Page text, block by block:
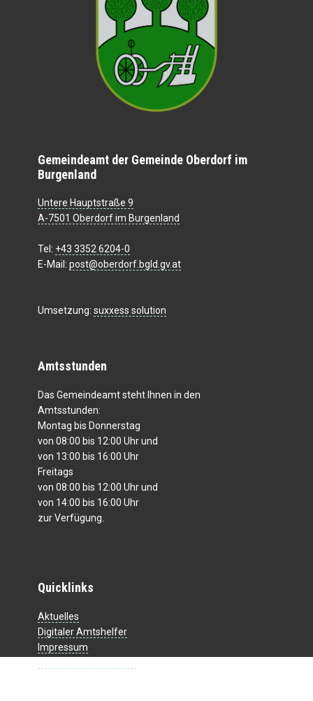
Gemeindeamt der Gemeinde Oberdorf im
Burgenland
Untere Hauptstraße 9
A-7501 Oberdorf im Burgenland
Tel: +43 3352 6204-0
E-Mail: post@oberdorf.bgld.gv.at
Umsetzung: suxxess solution
Amtsstunden
Das Gemeindeamt steht Ihnen in den
Amtsstunden:
Montag bis Donnerstag
von 08:00 bis 12:00 Uhr und
von 13:00 bis 16:00 Uhr
Freitags
von 08:00 bis 12:00 Uhr und
von 14:00 bis 16:00 Uhr
zur Verfügung.
Quicklinks
Aktuelles
Digitaler Amtshelfer
Impressum